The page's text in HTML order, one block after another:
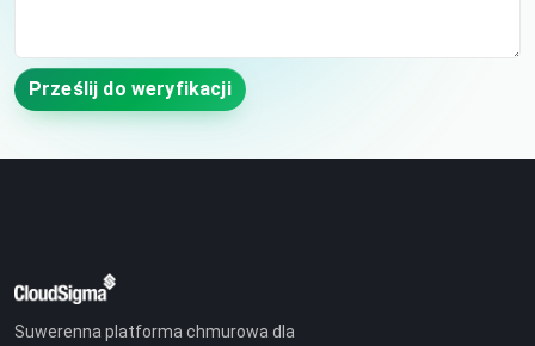
Prześlij do weryfikacji
Suwerenna platforma chmurowa dla